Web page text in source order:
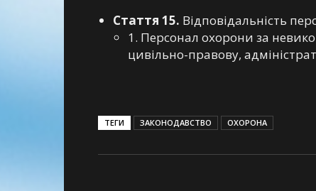
Стаття 15. Відповідальність
1. Персонал охорони за
цивільно-правову,
ТЕГИ ЗАКОНОДАВСТВО ОХОРОНА